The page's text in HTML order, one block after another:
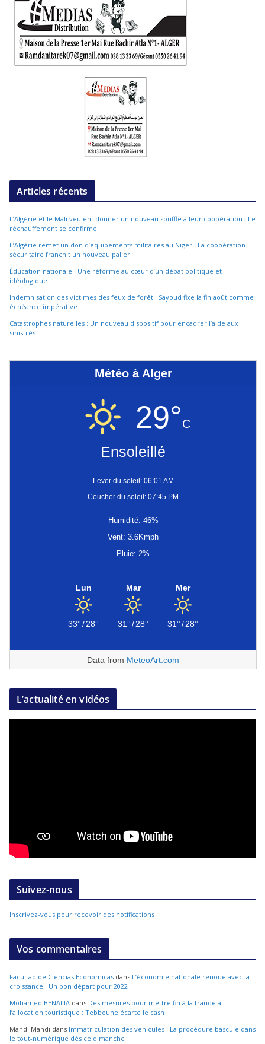
Articles récents
L’Algérie et le Mali veulent donner un nouveau souffle à leur coopération : Le
réchauffement se confirme
L’Algérie remet un don d’équipements militaires au Niger : La coopération
sécuritaire franchit un nouveau palier
Éducation nationale : Une réforme au cœur d’un débat politique et
idéologique
Indemnisation des victimes des feux de forêt : Sayoud fixe la fin août comme
échéance impérative
Catastrophes naturelles : Un nouveau dispositif pour encadrer l’aide aux
sinistrés
Météo à Alger
29°C
Ensoleillé
Lever du soleil: 06:01 AM
Coucher du soleil: 07:45 PM
Humidité: 46%
Vent: 3.6Kmph
Pluie: 2%
Lun
33°/28°
Mar
31°/28°
Mer
31°/28°
Data from MeteoArt.com
L’actualité en vidéos
Suivez-nous
Inscrivez-vous pour recevoir des notifications
Vos commentaires
Facultad de Ciencias Económicas dans L’économie nationale renoue avec la
croissance : Un bon départ pour 2022
Mohamed BENALIA dans Des mesures pour mettre fin à la fraude à
l’allocation touristique : Tebboune écarte le cash !
Mahdi Mahdi dans Immatriculation des véhicules : La procédure bascule dans
le tout-numérique dès ce dimanche